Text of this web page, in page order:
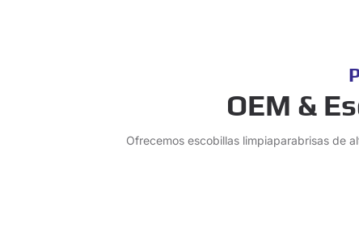
OEM &
Ofrecemos escobillas limpiaparabrisas de